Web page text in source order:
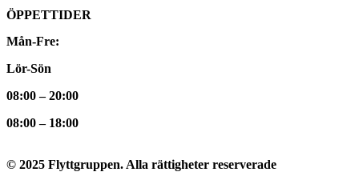
ÖPPETTIDER
Mån-Fre:
Lör-Sön
08:00 – 20:00
08:00 – 18:00
© 2025 Flyttgruppen. Alla rättigheter reserverade